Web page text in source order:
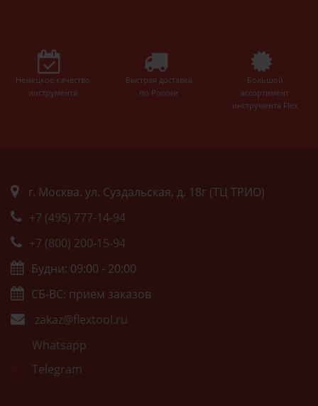
Немецкое качество
инструмента
Быстрая доставка
по России
Большой
ассортимент
инструмента Flex
г. Москва. ул. Суздальская, д. 18г (ТЦ ТРИО)
+7 (495) 777-14-94
+7 (800) 200-15-94
Будни: 09:00 - 20:00
СБ-ВС: прием заказов
zakaz@flextool.ru
Whatsapp
Telegram